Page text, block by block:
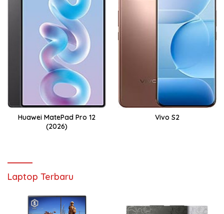
Huawei MatePad Pro 12
(2026)
Vivo S2
Laptop Terbaru